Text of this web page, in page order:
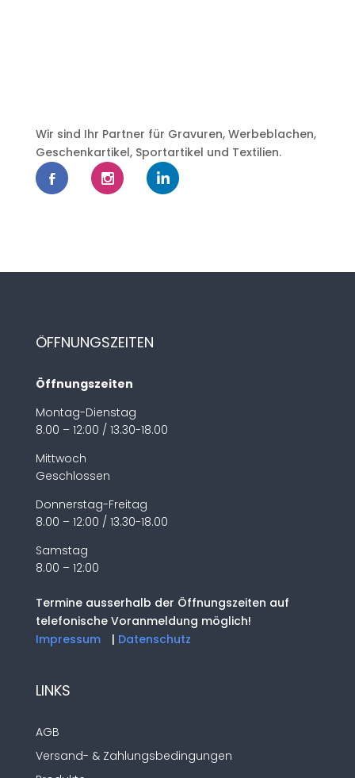
Wir sind Ihr Partner für Gravuren, Werbeblachen,
Geschenkartikel, Sportartikel und Textilien.
ÖFFNUNGSZEITEN
Öffnungszeiten
Montag-Dienstag
8.00 – 12:00 / 13.30-18.00
Mittwoch
Geschlossen
Donnerstag-Freitag
8.00 – 12:00 / 13.30-18.00
Samstag
8.00 – 12:00
Termine ausserhalb der Öffnungszeiten auf
telefonische Voranmeldung möglich!
Impressum
| Datenschutz
LINKS
AGB
Versand- & Zahlungsbedingungen